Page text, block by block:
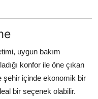
uygun bakım
konfor ile öne çıkan
şehir içinde ekonomik bir
bir seçenek olabilir.